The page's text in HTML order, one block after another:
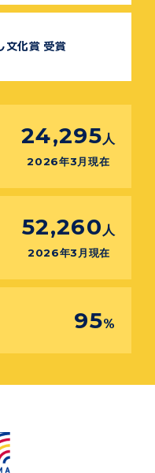
文化賞 受賞
24,295 人
2026年3月現在
52,260 人
2026年3月現在
95%